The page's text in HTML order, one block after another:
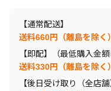
【通常配送】
送料660円（離島を除
【即配】（最低購入金
送料330円（離島を除
【後日受け取り（全店舗